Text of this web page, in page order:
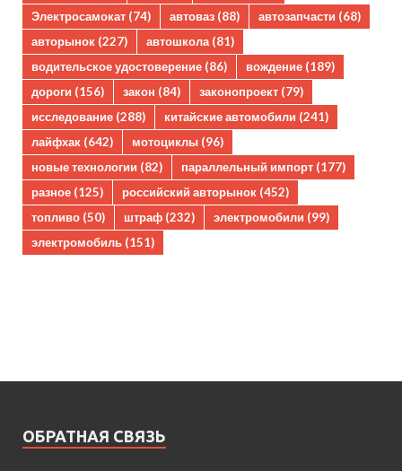
Электросамокат (74) автоваз (88) автозапчасти (68)
авторынок (227) автошкола (81)
водительское удостоверение (86) вождение (189)
дороги (156) закон (84) законопроект (79)
исследование (288) китайские автомобили (241)
лайфхак (642) мотоциклы (96)
новые технологии (82) параллельный импорт (177)
разное (125) российский авторынок (452)
топливо (50) штраф (232) электромобили (99)
электромобиль (151)
ОБРАТНАЯ СВЯЗЬ